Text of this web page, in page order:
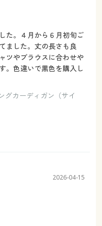
た。４月から６月初旬ご
ました。丈の長さも良
ツやブラウスに合わせや
。色違いで黒色を購入し
グカーディガン（サイ
2026-04-15